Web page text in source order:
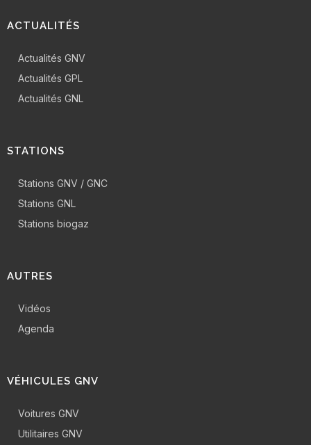
ACTUALITÉS
Actualités GNV
Actualités GPL
Actualités GNL
STATIONS
Stations GNV / GNC
Stations GNL
Stations biogaz
AUTRES
Vidéos
Agenda
VÉHICULES GNV
Voitures GNV
Utilitaires GNV